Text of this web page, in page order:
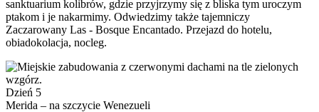
sanktuarium kolibrów, gdzie przyjrzymy się z bliska tym uroczym
ptakom i je nakarmimy. Odwiedzimy także tajemniczy
Zaczarowany Las - Bosque Encantado. Przejazd do hotelu,
obiadokolacja, nocleg.
Dzień 5
Merida – na szczycie Wenezueli